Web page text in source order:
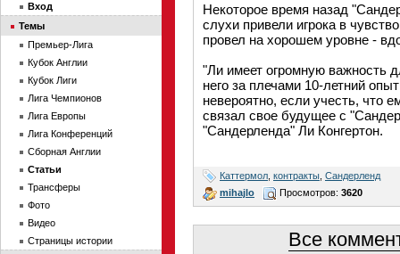
Некоторое время назад
слухи привели игрока в
провел на хорошем уровне -
"Ли имеет огромную важность
него за плечами 10-летний
невероятно, если учесть, что
связал свое будущее с
"Сандерленда" Ли Конгертон.
Каттермол контракты Сандерленд
mihajlo
Просмотров: 3620
Все
Вход
Темы
Премьер-Лига
Кубок Англии
Кубок Лиги
Лига Чемпионов
Лига Европы
Лига Конференций
Сборная Англии
Статьи
Трансферы
Фото
Видео
Страницы истории